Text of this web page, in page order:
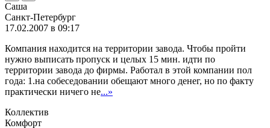
Саша
Санкт-Петербург
17.02.2007 в 09:17
Компания находится на территории завода. Чтобы пройти
нужно выписать пропуск и целых 15 мин. идти по
территории завода до фирмы. Работал в этой компании пол
года: 1.на собеседовании обещают много денег, но по факту
практически ничего не...»
Коллектив
Комфорт